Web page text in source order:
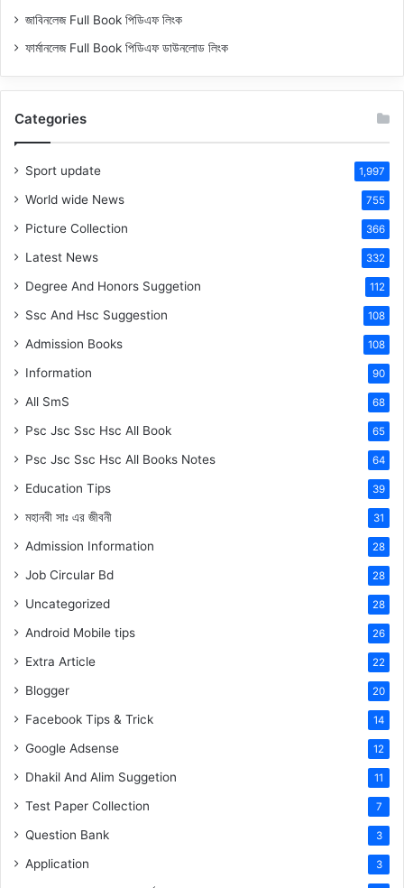
জাবিনলেজ Full Book পিডিএফ লিংক
ফার্মানলেজ Full Book পিডিএফ ডাউনলোড লিংক
Categories
Sport update 1,997
World wide News 755
Picture Collection 366
Latest News 332
Degree And Honors Suggetion 112
Ssc And Hsc Suggestion 108
Admission Books 108
Information 90
All SmS 68
Psc Jsc Ssc Hsc All Book 65
Psc Jsc Ssc Hsc All Books Notes 64
Education Tips 39
মহানবী সাঃ এর জীবনী 31
Admission Information 28
Job Circular Bd 28
Uncategorized 28
Android Mobile tips 26
Extra Article 22
Blogger 20
Facebook Tips & Trick 14
Google Adsense 12
Dhakil And Alim Suggetion 11
Test Paper Collection 7
Question Bank 3
Application 3